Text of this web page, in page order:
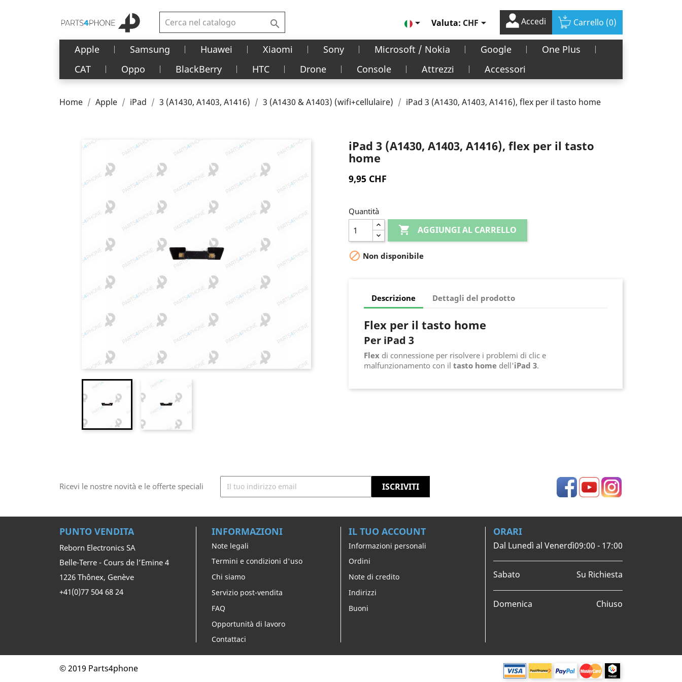
  Valuta: CHF Accedi Carrello (0)
Apple Samsung Huawei Xiaomi Sony Microsoft / Nokia Google
One Plus
CAT
Oppo BlackBerry HTC Drone Console Attrezzi Accessori
Home Apple iPad 3 (A1430, A1403, A1416) 3 (A1430 & A1403) (wifi+cellulaire) iPad 3 (A1430, A1403, A1416), flex per il tasto home
iPad 3 (A1430, A1403, A1416), flex per il tasto
home
9,95 CHF
Quantità
 AGGIUNGI AL CARRELLO
 Non disponibile
Descrizione Dettagli del prodotto
Flex per il tasto home
Per iPad 3
Flex di connessione per risolvere i problemi di clic e
malfunzionamento con il tasto home dell'iPad 3.
Ricevi le nostre novità e le offerte speciali FacebookYouTubeInstagram
PUNTO VENDITA
Reborn Electronics SA
Belle-Terre - Cours de l’Emine 4
1226 Thônex, Genève
+41(0)77 504 68 24
INFORMAZIONI
Note legali
Termini e condizioni d'uso
Chi siamo
Servizio post-vendita
FAQ
Opportunità di lavoro
Contattaci
IL TUO ACCOUNT
Informazioni personali
Ordini
Note di credito
Indirizzi
Buoni
ORARI
Dal Lunedì al Venerdì09:00 - 17:00
Sabato Su Richiesta
Domenica Chiuso
© 2019 Parts4phone